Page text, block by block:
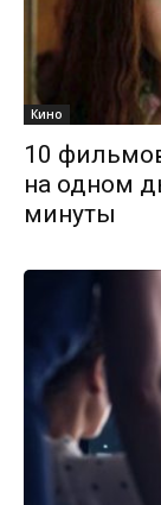
Кино
10
на одном
минуты